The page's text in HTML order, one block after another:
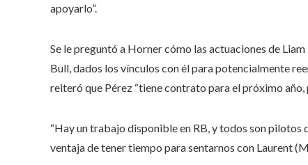
apoyarlo”.
Se le preguntó a Horner cómo las actuaciones de
Bull, dados los vínculos con él para potencialmente
reiteró que Pérez “tiene contrato para el próximo
“Hay un trabajo disponible en RB, y todos son pilotos
ventaja de tener tiempo para sentarnos con Laurent